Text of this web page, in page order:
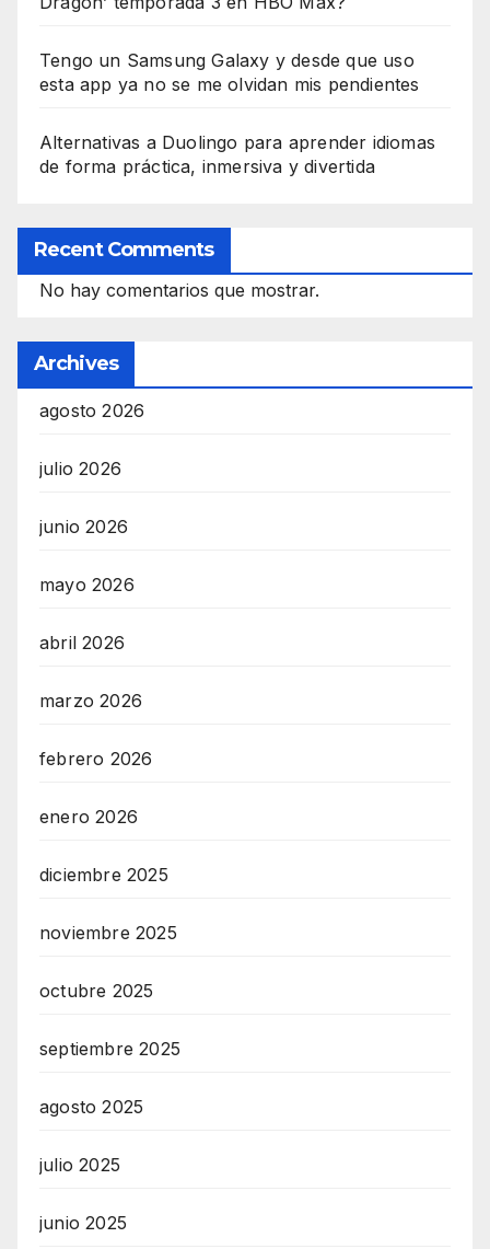
Tengo un Samsung Galaxy y desde que uso
esta app ya no se me olvidan mis pendientes
Alternativas a Duolingo para aprender idiomas
de forma práctica, inmersiva y divertida
Recent Comments
No hay comentarios que mostrar.
Archives
agosto 2026
julio 2026
junio 2026
mayo 2026
abril 2026
marzo 2026
febrero 2026
enero 2026
diciembre 2025
noviembre 2025
octubre 2025
septiembre 2025
agosto 2025
julio 2025
junio 2025